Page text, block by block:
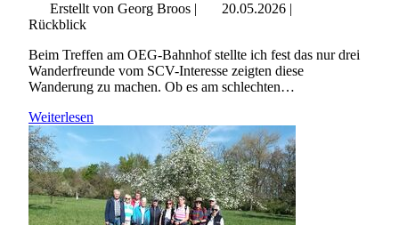
Erstellt von Georg Broos | 20.05.2026 |
Rückblick
Beim Treffen am OEG-Bahnhof stellte ich fest das nur drei
Wanderfreunde vom SCV-Interesse zeigten diese
Wanderung zu machen. Ob es am schlechten…
Weiterlesen